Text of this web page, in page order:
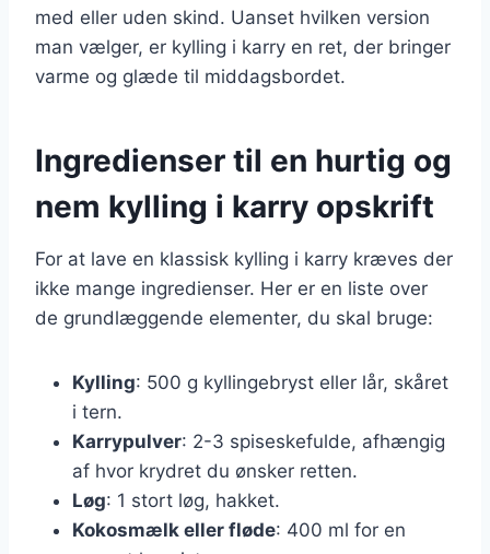
med eller uden skind. Uanset hvilken version
man vælger, er kylling i karry en ret, der bringer
varme og glæde til middagsbordet.
Ingredienser til en hurtig og
nem kylling i karry opskrift
For at lave en klassisk kylling i karry kræves der
ikke mange ingredienser. Her er en liste over
de grundlæggende elementer, du skal bruge:
Kylling: 500 g kyllingebryst eller lår, skåret
i tern.
Karrypulver: 2-3 spiseskefulde, afhængig
af hvor krydret du ønsker retten.
Løg: 1 stort løg, hakket.
Kokosmælk eller fløde: 400 ml for en